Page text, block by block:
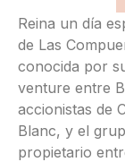
Reina un día
de Las
conocida por
venture entre
accionistas de
Blanc, y el
propietario